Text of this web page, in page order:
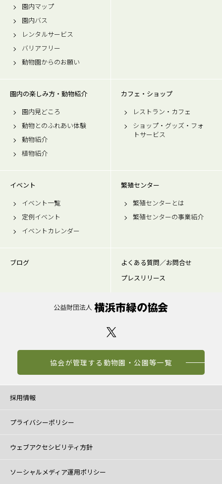
園内マップ
園内バス
レンタルサービス
バリアフリー
動物園からのお願い
園内の楽しみ方・動物紹介
園内見どころ
動物とのふれあい体験
動物紹介
植物紹介
カフェ・ショップ
レストラン・カフェ
ショップ・グッズ・フォ
トサービス
イベント
イベント一覧
定例イベント
イベントカレンダー
繁殖センター
繁殖センターとは
繁殖センターの事業紹介
ブログ
よくある質問／お問合せ
プレスリリース
協会が管理する動物園・公園等一覧
採用情報
プライバシーポリシー
ウェブアクセシビリティ方針
ソーシャルメディア運用ポリシー